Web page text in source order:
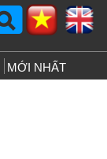
MỚI NHẤT